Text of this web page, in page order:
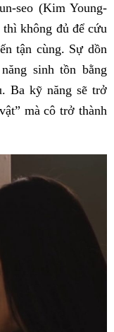
seo (Kim Young-
không đủ để cứu
tận cùng. Sự dồn
sinh tồn bằng
Ba kỹ năng sẽ trở
mà cô trở thành